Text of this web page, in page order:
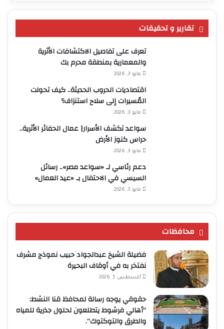
تقارير و تحقيقات
تعرف على تفاصيل الاكتشافات الأثرية
والمعمارية بمنطقة محرم بك
مايو 3, 2026
اقتصاديات الحروب الحديثة.. كيف تحولت
المُسيرات إلى سلاح استنزاف؟
مايو 3, 2026
سواعد تكشف الأسرار| عمال الحفائر الأثرية..
حراس كنوز الأرض
مايو 3, 2026
دعم رئاسي لـ «سواعد مصر».. رسائل
السيسي في الاحتفال بـ «عيد العمال»
مايو 3, 2026
محافظات
فضيلة الشيخ عبدالجواد حبيب نموذج مشرف
نفتخر به في أوقاف البحيرة
أغسطس 5, 2026
حقوقي يوجه رسالة لمحافظ قنا النشط:
“أهالي فرشوط يتطلعون لحلول جذرية للمياه
والطرق والتوكتوك”.